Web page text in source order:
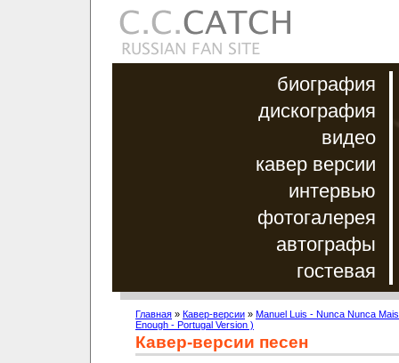
биография
дискография
видео
кавер версии
интервью
фотогалерея
автографы
гостевая
Главная » Кавер-версии » Manuel Luis - Nunca Nunca
Enough - Portugal Version )
Кавер-версии песен